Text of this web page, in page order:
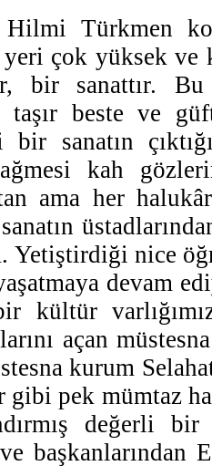
Hilmi Türkmen
çok yüksek ve
bir sanattır. Bu
taşır beste ve
sanatın
kah
ama her
Yetiştirdiği nice
devam
kültür
açan
kurum
gibi pek mümtaz
değerli
başkanlarından